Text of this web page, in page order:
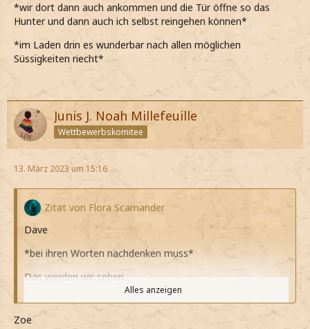
*sie meine Hand dann mit ihrer verschränkt und
weiterlaufen, nachdem uns voneinander gelöst haben*
*wir dort dann auch ankommen und die Tür öffne so das
Hunter und dann auch ich selbst reingehen können*
*im Laden drin es wunderbar nach allen möglichen
Süssigkeiten riecht*
Junis J. Noah Millefeuille
Wettbewerbskomitee
13. März 2023 um 15:16
Zitat von Flora Scamander
Dave
*bei ihren Worten nachdenken muss*
Das werden wir sehen.
*ihr sage*
*bei ihren Worten zu ihr schaue*
Alles anzeigen
Zoe